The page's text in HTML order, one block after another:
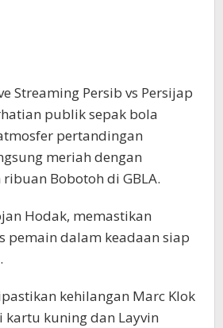
Streaming Persib vs Persijap
publik sepak bola
pertandingan
meriah dengan
Bobotoh di GBLA.
Hodak, memastikan
pemain dalam keadaan siap
kehilangan Marc Klok
kuning dan Layvin